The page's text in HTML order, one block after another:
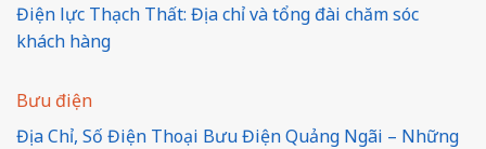
Điện lực Thạch Thất: Địa chỉ và tổng đài chăm sóc
khách hàng
Bưu điện
Địa Chỉ, Số Điện Thoại Bưu Điện Quảng Ngãi – Những